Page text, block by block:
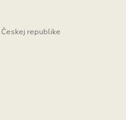
republike